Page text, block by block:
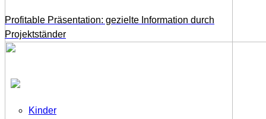
Profitable Präsentation: gezielte Information durch
Projektständer
Kinder